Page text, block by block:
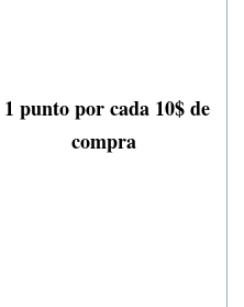
1 punto por cada 10$ de
compra